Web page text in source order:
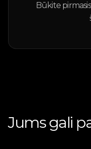
Būkite
Jums gali